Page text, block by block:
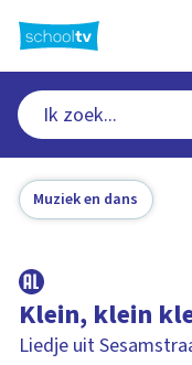
naar
hoofdinhoud
Muziek en dans
Klein, klein
Liedje uit